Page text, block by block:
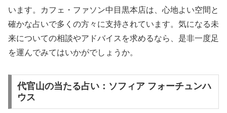
います。カフェ・ファソン中目黒本店は、心地よい空間と
確かな占いで多くの方々に支持されています。気になる未
来についての相談やアドバイスを求めるなら、是非一度足
を運んでみてはいかがでしょうか。
代官山の当たる占い：ソフィア フォーチュンハ
ウス